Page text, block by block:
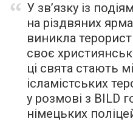
У зв’язку із
на різдвяних
виникла
своє
ці свята стають
ісламістських
у розмові з BILD
німецьких